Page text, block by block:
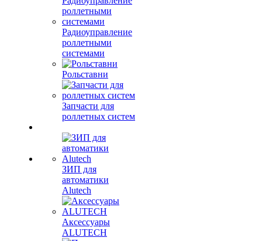
Радиоуправление
роллетными
системами
Рольставни
Запчасти для
роллетных систем
ЗИП для
автоматики
Alutech
Аксессуары
ALUTECH